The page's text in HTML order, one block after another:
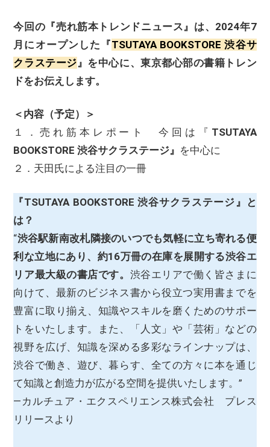
今回の『売れ筋本トレンドニュース』は、2024年7
月にオープンした『TSUTAYA BOOKSTORE 渋谷サ
クラステージ 』を中心に、東京都心部の書籍トレン
ドをお伝えします。
＜内容（予定）＞
１．売れ筋本レポート 今回は『 TSUTAYA
BOOKSTORE 渋谷サクラステージ』 を中心に
２．天田氏による注目の一冊
『TSUTAYA BOOKSTORE 渋谷サクラステージ』と
は？
“渋谷駅新南改札隣接のいつでも気軽に立ち寄れる便
利な立地にあり、約16万冊の在庫を展開する渋谷エ
リア最大級の書店です。 渋谷エリアで働く皆さまに
向けて、最新のビジネス書から役立つ実用書までを
豊富に取り揃え、知識やスキルを磨くためのサポー
トをいたします。また、「人文」や「芸術」などの
視野を広げ、知識を深める多彩なラインナップは、
渋谷で働き、遊び、暮らす、全ての方々に本を通じ
て知識と創造力が広がる空間を提供いたします。”
―カルチュア・エクスペリエンス株式会社 プレス
リリースより